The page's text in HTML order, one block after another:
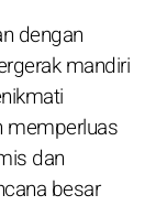
dengan
mandiri
memperluas
dan
besar